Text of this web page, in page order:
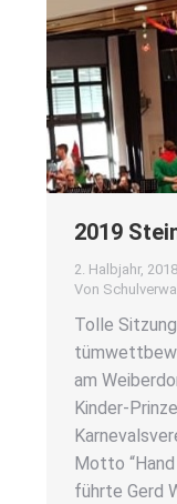
2019
2. Halbjahr,
Von
Tol­le
am
Kin­­der-
Mot­to
führ­te Gerd